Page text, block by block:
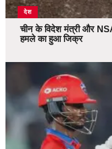
देश
चीन के विदेश मंत्री और
हमले का हुआ जिक्र